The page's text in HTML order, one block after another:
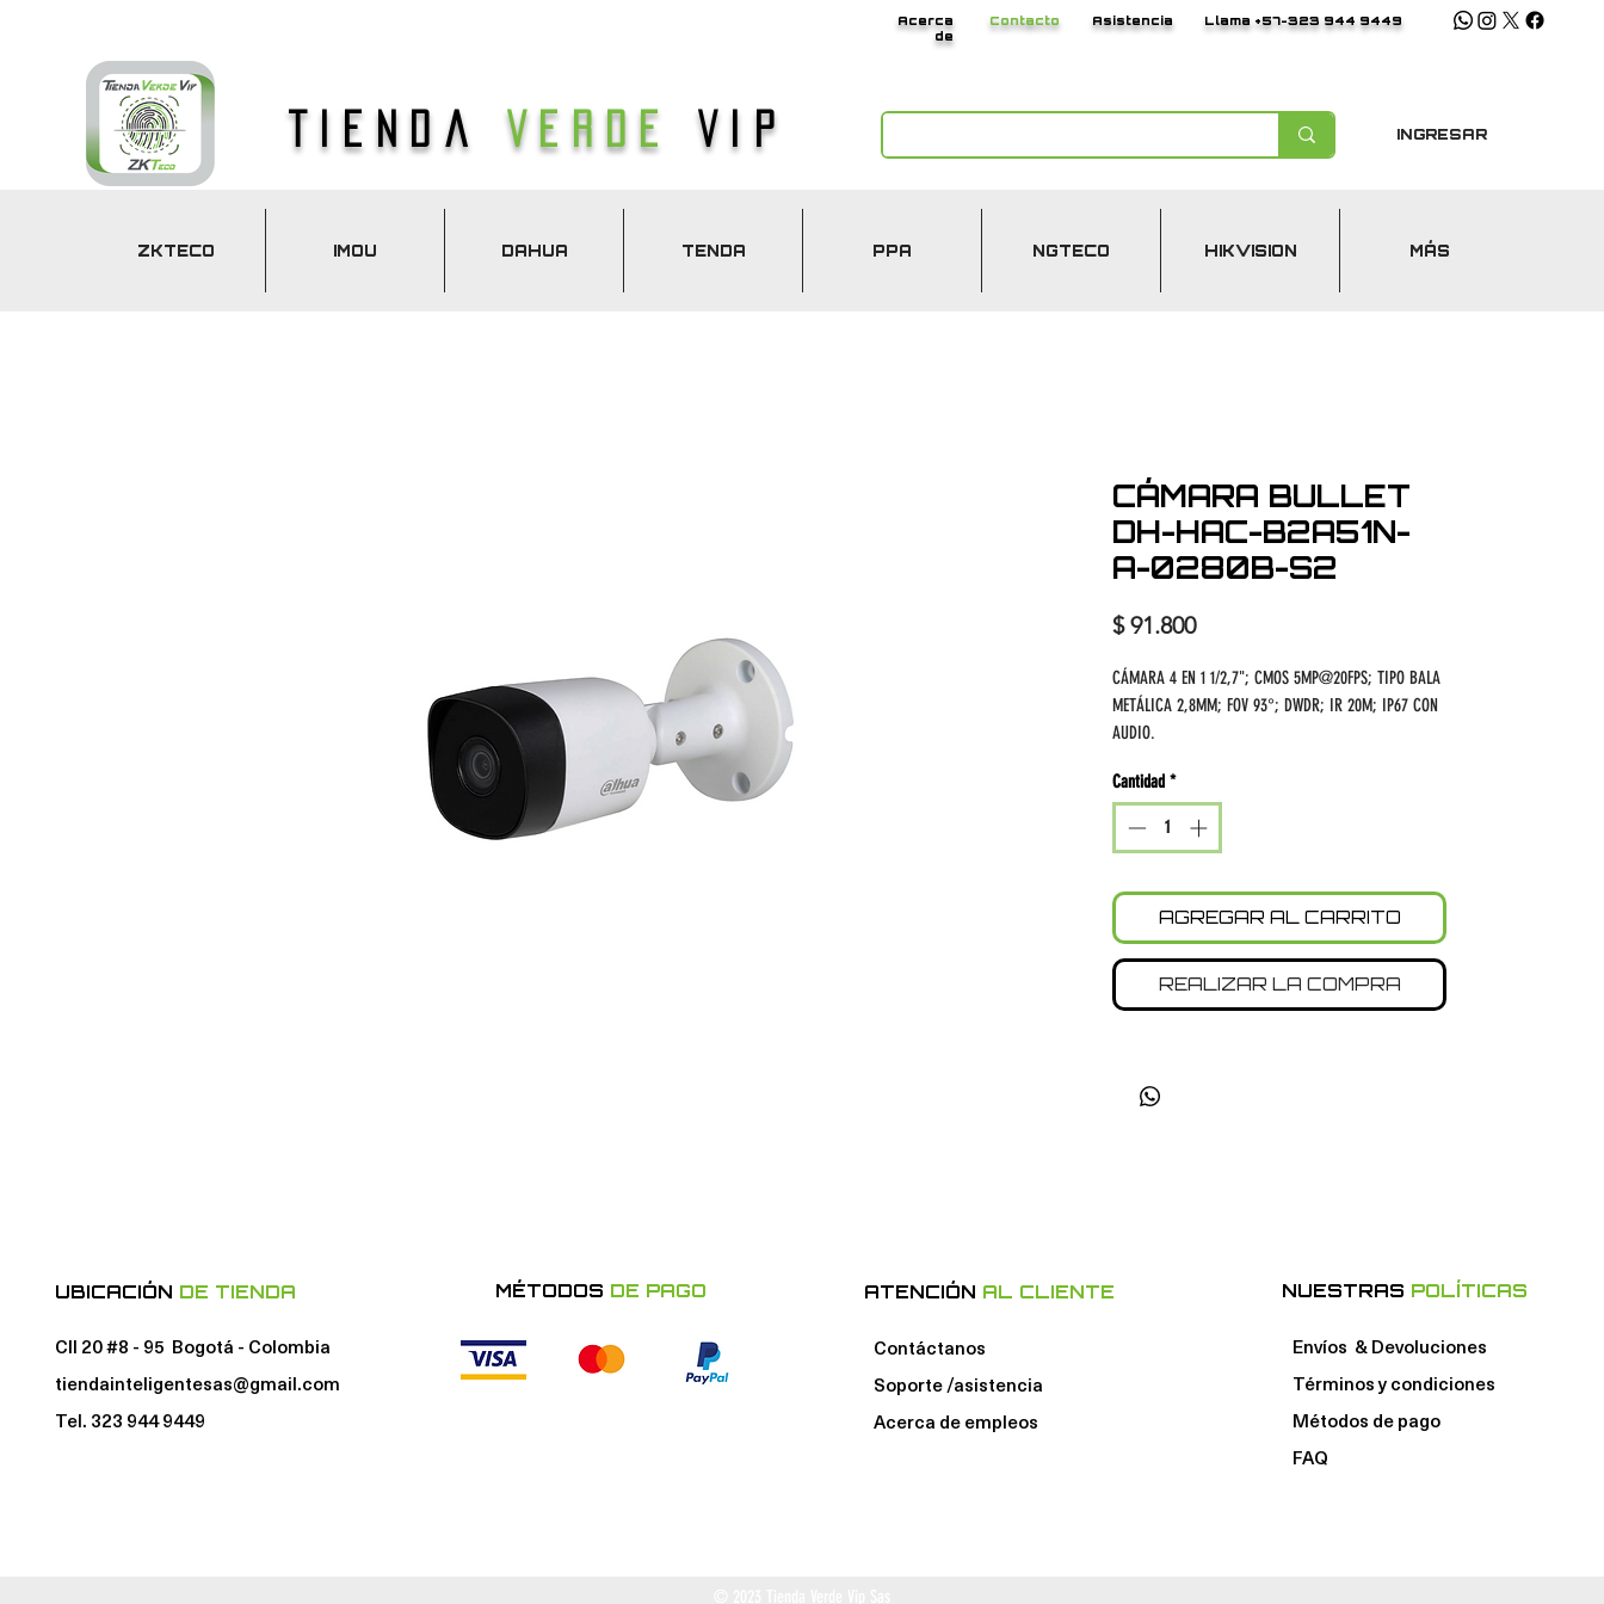
Acerca
de
Contacto Asistencia Llama +57-323 944 9449
TiendaVerdeVip INGRESAR
ZKTECO IMOU DAHUA TENDA PPA NGTECO HIKVISION MÁS
CÁMARA BULLET
DH-HAC-B2A51N-
A-0280B-S2
$ 91.800Precio
CÁMARA 4 EN 1 1/2,7"; CMOS 5MP@20FPS; TIPO BALA
METÁLICA 2,8MM; FOV 93°; DWDR; IR 20M; IP67 CON
AUDIO.
Cantidad *
AGREGAR AL CARRITO
REALIZAR LA COMPRA
UBICACIÓN DE TIENDA
Cll 20 #8 - 95 Bogotá - Colombia
tiendainteligentesas@gmail.com
Tel. 323 944 9449
MÉTODOS DE PAGO ATENCIÓN AL CLIENTE
Contáctanos
Soporte /asistencia
Acerca de empleos
NUESTRAS POLÍTICAS
Envíos & Devoluciones
Términos y condiciones
Métodos de pago
FAQ